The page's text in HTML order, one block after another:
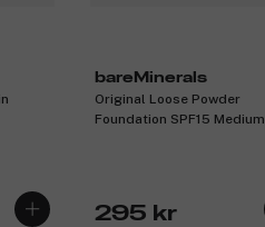
bareMinerals
Original Loose Powder
Foundation SPF15 Medium
295 kr